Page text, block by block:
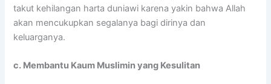
takut kehilangan harta duniawi karena yakin bahwa Allah
akan mencukupkan segalanya bagi dirinya dan
keluarganya.
c. Membantu Kaum Muslimin yang Kesulitan